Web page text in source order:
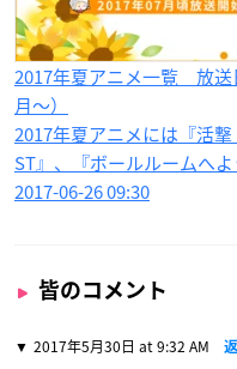
2017年夏アニメ一覧 放送
月〜）
2017年夏アニメには『活
ST』、『ボールルームへ
2017-06-26 09:30
皆のコメント
2017年5月30日 at 9:32 AM